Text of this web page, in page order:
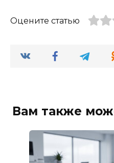
Оцените статью
Вам также